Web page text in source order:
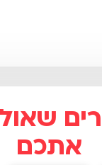
שאולי
אתכם